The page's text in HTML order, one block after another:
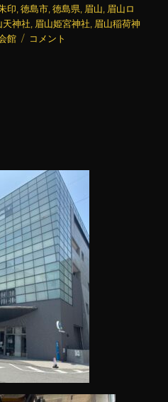
印 ,徳島市 ,徳島県 眉山 眉山ロ
天神社 眉山姫宮神社 眉山稲荷神
館
眉
コメント